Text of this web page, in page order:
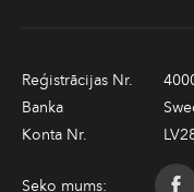
Reģistrācijas Nr.
Banka
Konta Nr.
Seko mums: